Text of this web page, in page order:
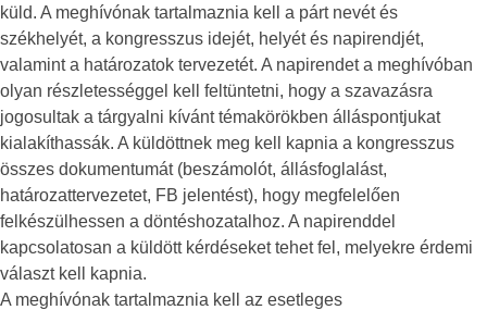
küld. A meghívónak tartalmaznia kell a párt nevét és
székhelyét, a kongresszus idejét, helyét és napirendjét,
valamint a határozatok tervezetét. A napirendet a meghívóban
olyan részletességgel kell feltüntetni, hogy a szavazásra
jogosultak a tárgyalni kívánt témakörökben álláspontjukat
kialakíthassák. A küldöttnek meg kell kapnia a kongresszus
összes dokumentumát (beszámolót, állásfoglalást,
határozattervezetet, FB jelentést), hogy megfelelően
felkészülhessen a döntéshozatalhoz. A napirenddel
kapcsolatosan a küldött kérdéseket tehet fel, melyekre érdemi
választ kell kapnia.
A meghívónak tartalmaznia kell az esetleges